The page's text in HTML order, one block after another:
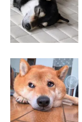
いぬのきもち投稿写真ギャラリ